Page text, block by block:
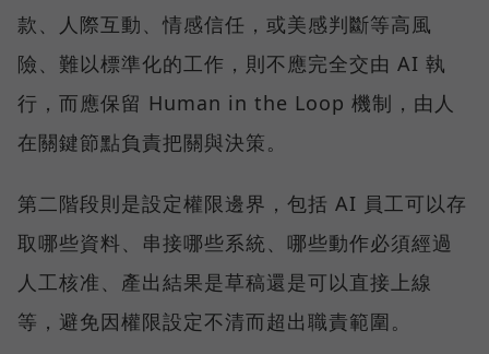
款、人際互動、情感信任，或美感判斷等高風
險、難以標準化的工作，則不應完全交由 AI 執
行，而應保留 Human in the Loop 機制，由人
在關鍵節點負責把關與決策。
第二階段則是設定權限邊界，包括 AI 員工可以存
取哪些資料、串接哪些系統、哪些動作必須經過
人工核准、產出結果是草稿還是可以直接上線
等，避免因權限設定不清而超出職責範圍。